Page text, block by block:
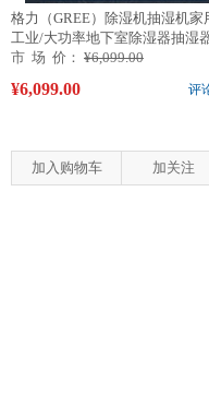
格力（GREE）除湿机抽湿机家
工业/大功率地下室除湿器抽湿
CF3...
市 场 价： ¥6,099.00
评
¥6,099.00
加入购物车 加关注